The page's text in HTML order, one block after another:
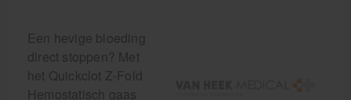
Een hevige bloeding
direct stoppen? Met
het Quickclot Z-Fold
Hemostatisch gaas